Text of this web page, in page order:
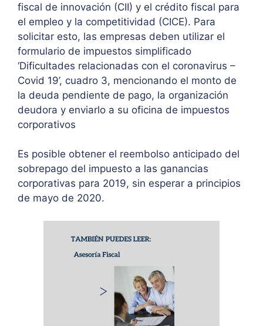
fiscal de innovación (CII) y el crédito fiscal para
el empleo y la competitividad (CICE). Para
solicitar esto, las empresas deben utilizar el
formulario de impuestos simplificado
‘Dificultades relacionadas con el coronavirus –
Covid 19’, cuadro 3, mencionando el monto de
la deuda pendiente de pago, la organización
deudora y enviarlo a su oficina de impuestos
corporativos
Es posible obtener el reembolso anticipado del
sobrepago del impuesto a las ganancias
corporativas para 2019, sin esperar a principios
de mayo de 2020.